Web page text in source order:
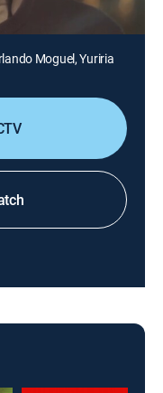
Moguel, Yuriria